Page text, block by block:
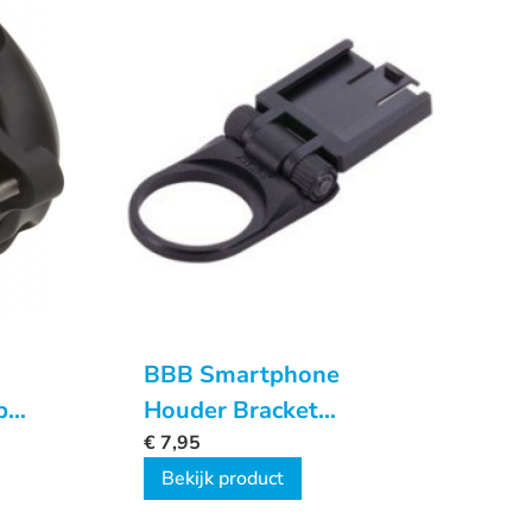
BBB Smartphone
Houder Bracket
SpacerFix
€7,95
Bekijk product